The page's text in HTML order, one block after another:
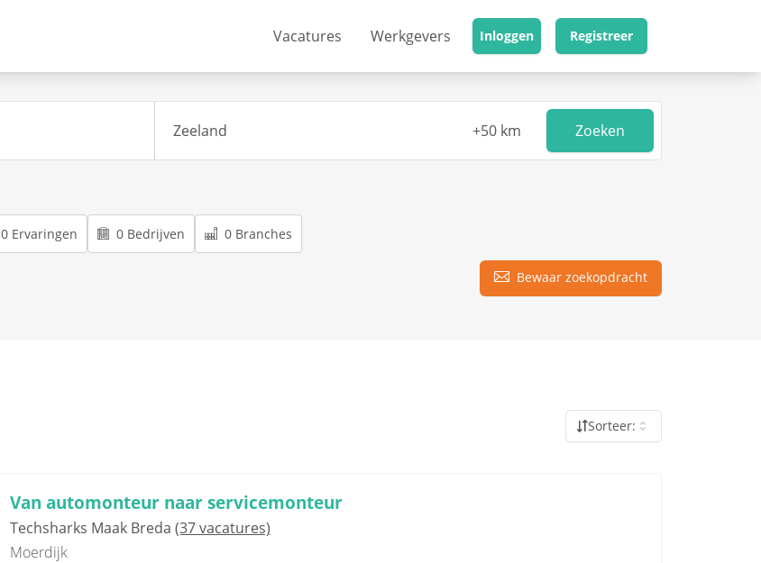
Vacatures Werkgevers Inloggen Registreer
Zoeken
0 Ervaringen 0 Bedrijven 0 Branches
Bewaar zoekopdracht
Sorteer:
Van automonteur naar servicemonteur
Techsharks Maak Breda (37 vacatures)
Moerdijk